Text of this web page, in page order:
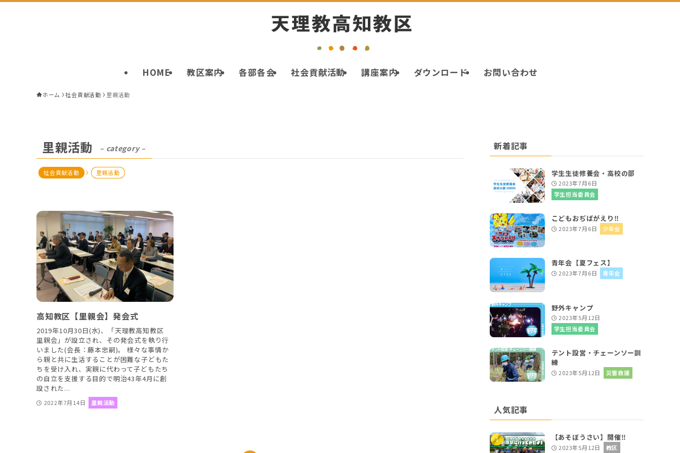
HOME 教区案内 各部各会 社会貢献活動 講座案内 ダウンロード お問い合わせ
ホーム 社会貢献活動 里親活動
里親活動 – category –
社会貢献活動 里親活動
高知教区【里親会】発会式
2019年10月30日(水)、「天理教高知教区
里親会」が設立され、その発会式を執り行
いました(会長：藤本忠嗣)。 様々な事情か
ら親と共に生活することが困難な子どもた
ちを受け入れ、実親に代わって子どもたち
の自立を支援する目的で明治43年4月に創
設された...
2022年7月14日 里親活動
新着記事
学生生徒修養会・高校の部
2023年7月6日
学生担当委員会
こどもおぢばがえり‼
2023年7月6日 少年会
青年会【夏フェス】
2023年7月6日 青年会
野外キャンプ
2023年5月12日
学生担当委員会
テント設営・チェーンソー訓
練
2023年5月12日 災害救援
人気記事
【あそぼうさい】開催‼
2023年5月12日 教区